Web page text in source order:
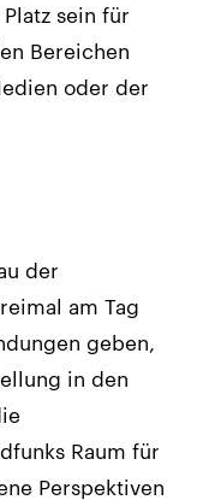
sein für
Bereichen
oder der
der
am Tag
geben,
in den
Raum für
Perspektiven